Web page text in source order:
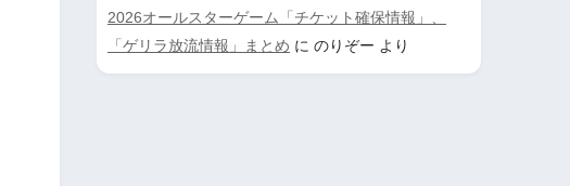
2026オールスターゲーム「チケット確保情報」、
「ゲリラ放流情報」まとめ に のりぞー より